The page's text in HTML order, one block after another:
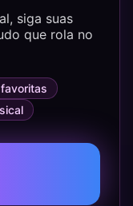
siga suas
que rola no